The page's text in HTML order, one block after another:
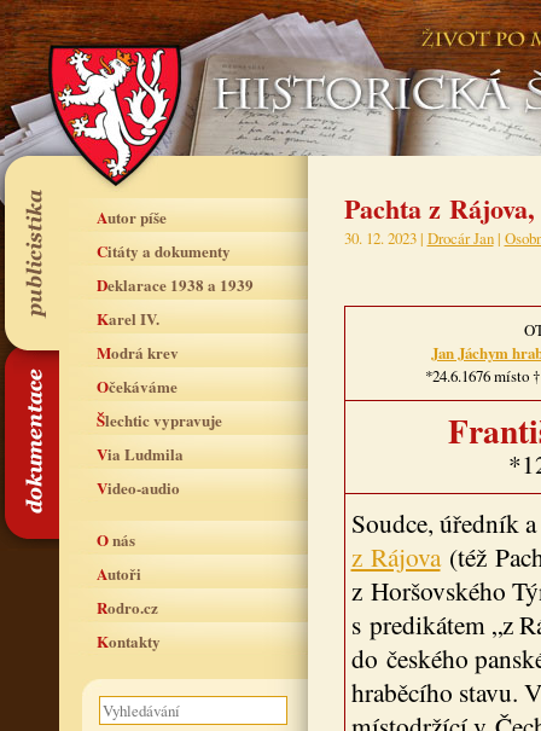
Autor píše
Citáty a dokumenty
Deklarace 1938 a 1939
Karel IV.
Modrá krev
Očekáváme
Šlechtic vypravuje
Via Ludmila
Video-audio
O nás
Autoři
Rodro.cz
Kontakty
Pachta z
30. 12. 2023 | Drocár Jan|
Jan Jáchym
*24.6.1676 místo
Soudce, úředník
z Rájova(též
z Horšovského
s predikátem „z
do českého
hraběcího stavu.